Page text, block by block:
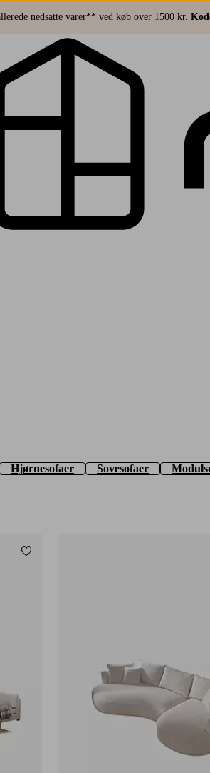
nedsatte varer** ved køb over 1500 kr.
Hjørnesofaer Sovesofaer
Tilføj til favoritter